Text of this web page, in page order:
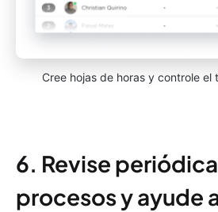
Cree hojas de horas y controle el
6. Revise
procesos y ayude